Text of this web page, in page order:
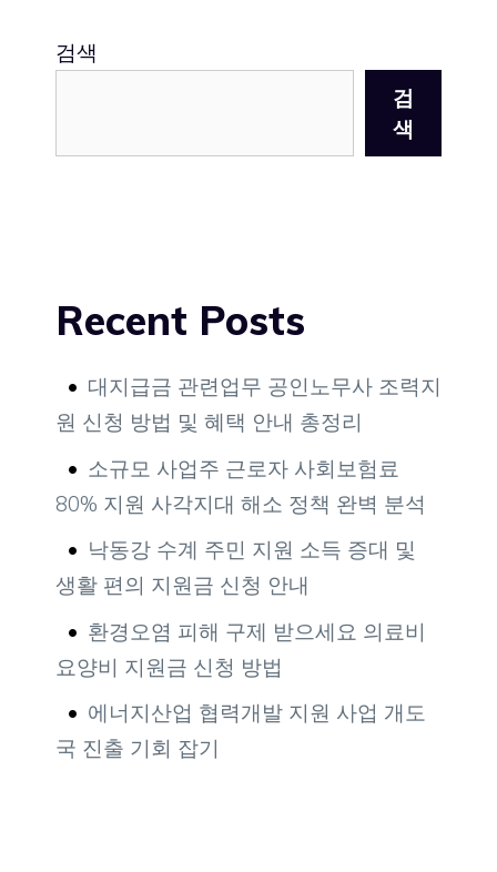
검색
검
색
Recent Posts
대지급금 관련업무 공인노무사 조력지
원 신청 방법 및 혜택 안내 총정리
소규모 사업주 근로자 사회보험료
80% 지원 사각지대 해소 정책 완벽 분석
낙동강 수계 주민 지원 소득 증대 및
생활 편의 지원금 신청 안내
환경오염 피해 구제 받으세요 의료비
요양비 지원금 신청 방법
에너지산업 협력개발 지원 사업 개도
국 진출 기회 잡기